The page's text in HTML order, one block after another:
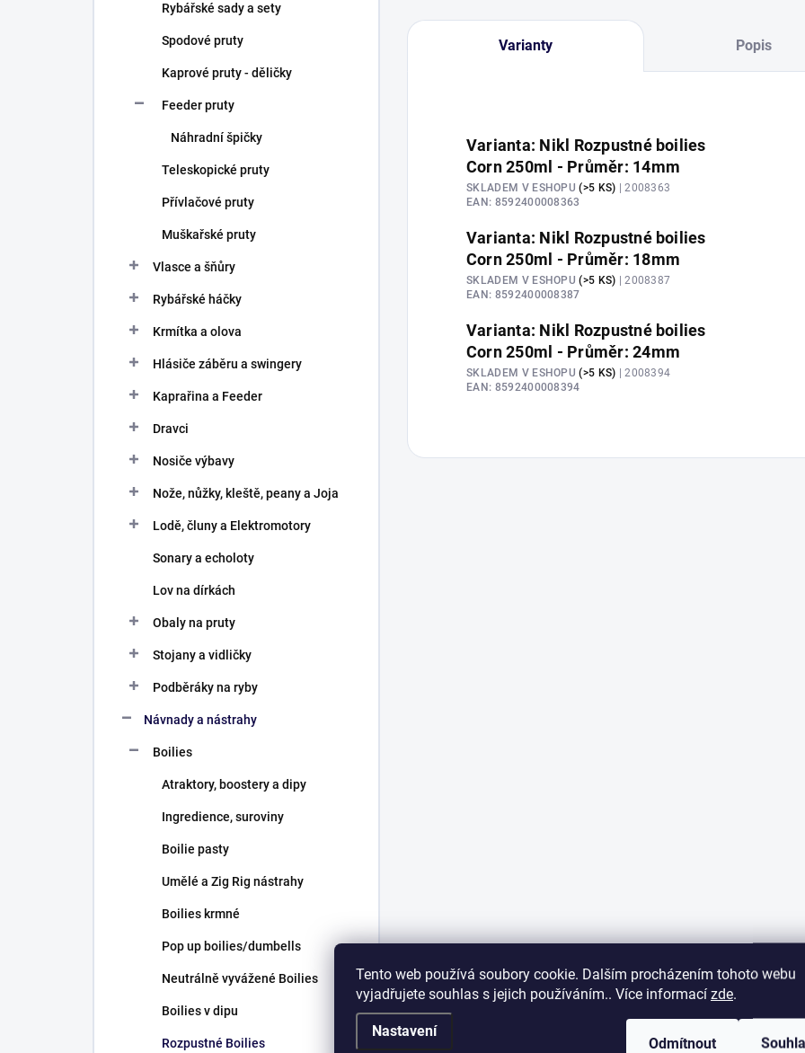
Tento web používá soubory cookie. Dalším procházením tohoto webu
vyjadřujete souhlas s jejich používáním.. Více informací zde.
Nastavení
Odmítnout
Rybářské sady a sety
Spodové pruty
Kaprové pruty - děličky
Feeder pruty
Náhradní špičky
Teleskopické pruty
Přívlačové pruty
Muškařské pruty
Vlasce a šňůry
Rybářské háčky
Krmítka a olova
Hlásiče záběru a swingery
Kaprařina a Feeder
Dravci
Nosiče výbavy
Nože, nůžky, kleště, peany a Joja
Lodě, čluny a Elektromotory
Sonary a echoloty
Lov na dírkách
Obaly na pruty
Stojany a vidličky
Podběráky na ryby
Návnady a nástrahy
Boilies
Atraktory, boostery a dipy
Ingredience, suroviny
Boilie pasty
Umělé a Zig Rig nástrahy
Boilies krmné
Pop up boilies/dumbells
Neutrálně vyvážené Boilies
Boilies v dipu
Rozpustné Boilies
Varianty Popis
Varianta: Nikl Rozpustné boilies
Corn 250ml - Průměr: 14mm
SKLADEM V ESHOPU(>5 KS) | 2008363
EAN: 8592400008363
Varianta: Nikl Rozpustné boilies
Corn 250ml - Průměr: 18mm
SKLADEM V ESHOPU(>5 KS) | 2008387
EAN: 8592400008387
Varianta: Nikl Rozpustné boilies
Corn 250ml - Průměr: 24mm
SKLADEM V ESHOPU(>5 KS) | 2008394
EAN: 8592400008394